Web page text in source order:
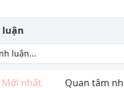
luận
Mới nhất Quan tâm